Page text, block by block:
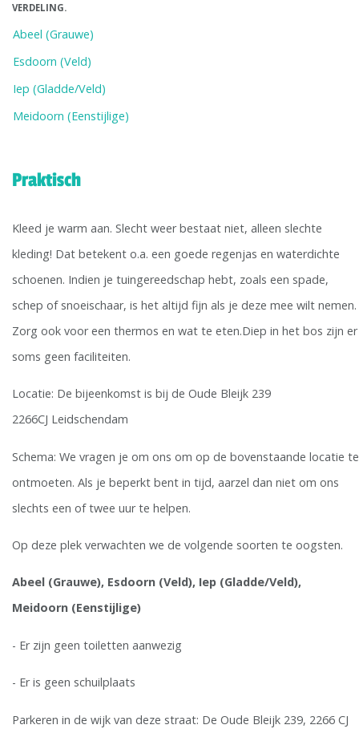
VERDELING.
Abeel (Grauwe)
Esdoorn (Veld)
Iep (Gladde/Veld)
Meidoorn (Eenstijlige)
Praktisch
Kleed je warm aan. Slecht weer bestaat niet, alleen slechte
kleding! Dat betekent o.a. een goede regenjas en waterdichte
schoenen. Indien je tuingereedschap hebt, zoals een spade,
schep of snoeischaar, is het altijd fijn als je deze mee wilt nemen.
Zorg ook voor een thermos en wat te eten.Diep in het bos zijn er
soms geen faciliteiten.
Locatie: De bijeenkomst is bij de Oude Bleijk 239
2266CJ Leidschendam
Schema: We vragen je om ons om op de bovenstaande locatie te
ontmoeten. Als je beperkt bent in tijd, aarzel dan niet om ons
slechts een of twee uur te helpen.
Op deze plek verwachten we de volgende soorten te oogsten.
Abeel (Grauwe), Esdoorn (Veld), Iep (Gladde/Veld),
Meidoorn (Eenstijlige)
- Er zijn geen toiletten aanwezig
- Er is geen schuilplaats
Parkeren in de wijk van deze straat: De Oude Bleijk 239, 2266 CJ